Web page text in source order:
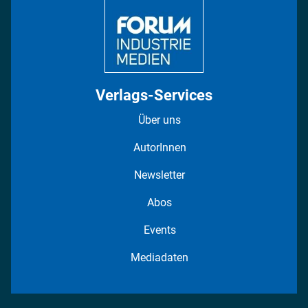
Verlags-Services
Über uns
AutorInnen
Newsletter
Abos
Events
Mediadaten